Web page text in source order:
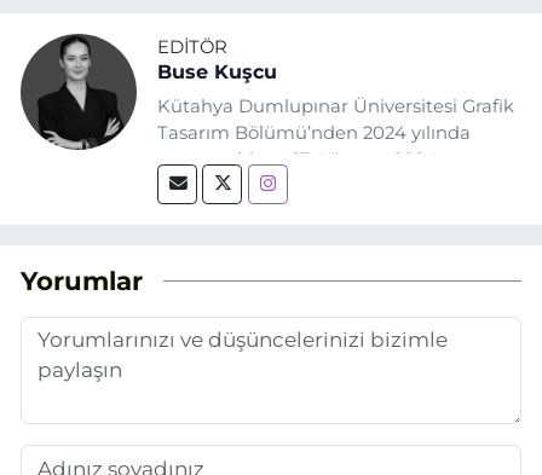
EDITÖR
Buse Kuşcu
Kütahya Dumlupınar Üniversitesi Grafik
Tasarım Bölümü’nden 2024 yılında
mezun oldum. 17 Ağustos 2024
tarihinde, Grafik Tasarım alanında staj
adım attım.
Yorumlar